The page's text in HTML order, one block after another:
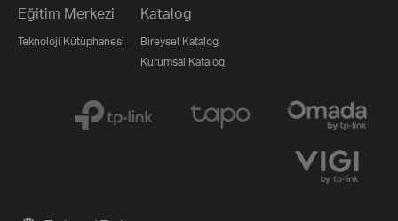
Eğitim Merkezi
Teknoloji Kütüphanesi
Katalog
Bireysel Katalog
Kurumsal Katalog